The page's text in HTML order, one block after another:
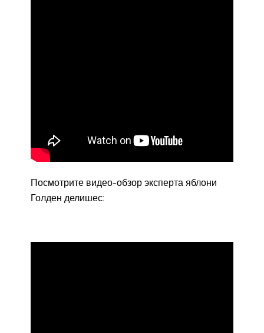
Посмотрите видео-обзор эксперта яблони
Голден делишес: